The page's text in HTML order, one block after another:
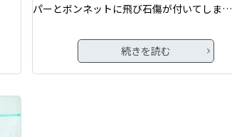
パーとボンネットに飛び石傷が付いてしま…
続きを読む